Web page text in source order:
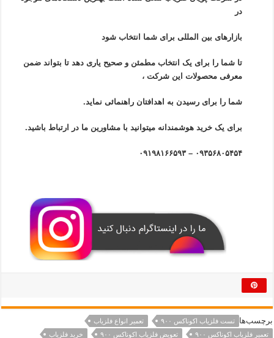
در
بازار‌های بین المللی برای شما انتخاب شود
تا شما را برای یک انتخاب مطمئن و صحیح یاری دهد تا بتواند ضمن
معرفی محصولات این شرکت ،
شما را برای رسیدن به اهدافتان راهنمائی نماید.
برای یک خرید هوشمندانه میتوانید با مشاورین ما در ارتباط باشید.
۰۹۳۵۶۸۰۵۴۵۴ – ۰۹۱۹۸۱۶۶۵۹۳
برچسب‌ها تست فلزیاب اکوناکس ۹۰۰
تعمیر انواع فلزیاب
تعمیر فلزیاب اکوناکس ۹۰۰
تعویض فلزیاب اکوناکس ۹۰۰ خرید فلزیاب